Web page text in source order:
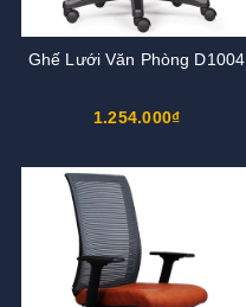
Ghế Lưới Văn Phòng D1004
1.254.000₫